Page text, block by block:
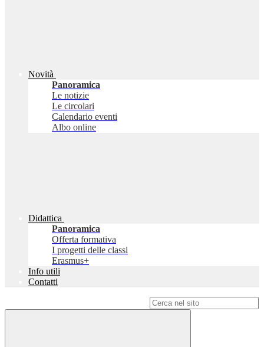
Novità
Panoramica
Le notizie
Le circolari
Calendario eventi
Albo online
Didattica
Panoramica
Offerta formativa
I progetti delle classi
Erasmus+
Info utili
Contatti